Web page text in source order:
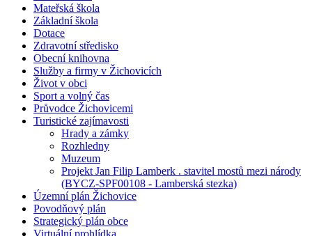
Mateřská škola
Základní škola
Dotace
Zdravotní středisko
Obecní knihovna
Služby a firmy v Žichovicích
Život v obci
Sport a volný čas
Průvodce Žichovicemi
Turistické zajímavosti
Hrady a zámky
Rozhledny
Muzeum
Projekt Jan Filip Lamberk . stavitel mostů mezi národy
(BYCZ-SPF00108 - Lamberská stezka)
Územní plán Žichovice
Povodňový plán
Strategický plán obce